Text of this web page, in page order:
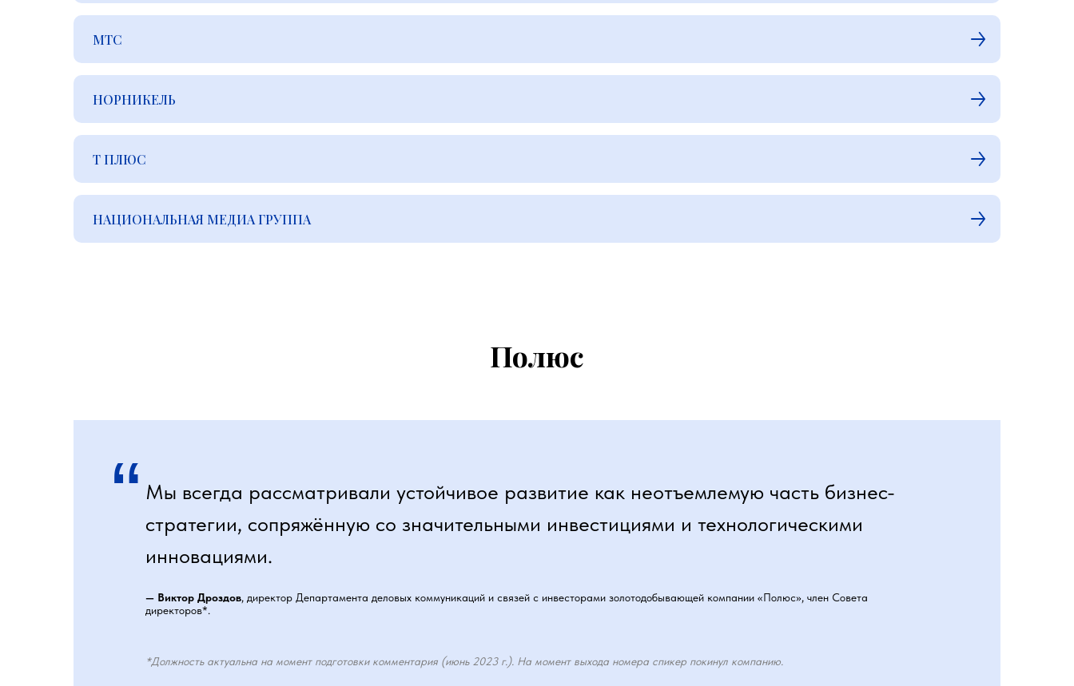
МТС
НОРНИКЕЛЬ
Т ПЛЮС
НАЦИОНАЛЬНАЯ МЕДИА ГРУППА
Полюс
“ Мы всегда рассматривали устойчивое развитие как неотъемлемую часть бизнес-
стратегии, сопряжённую со значительными инвестициями и технологическими
инновациями.
— Виктор Дроздов, директор Департамента деловых коммуникаций и связей с инвесторами золотодобывающей компании «Полюс», член Совета
директоров*.
*Должность актуальна на момент подготовки комментария (июнь 2023 г.). На момент выхода номера спикер покинул компанию.